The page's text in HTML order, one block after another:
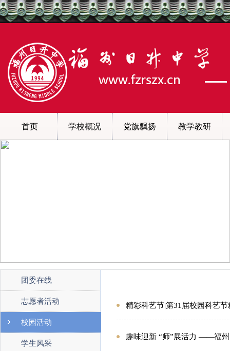
首页 学校概况 党旗飘扬 教学教研
团委在线
志愿者活动
校园活动
学生风采
精彩科艺节|第31届校园科艺
趣味迎新 “师”展活力 ——福州